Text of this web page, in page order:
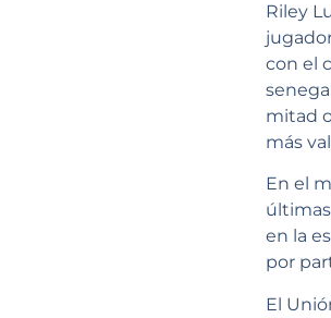
Riley
con el
mitad
más
En el
en la
por
El